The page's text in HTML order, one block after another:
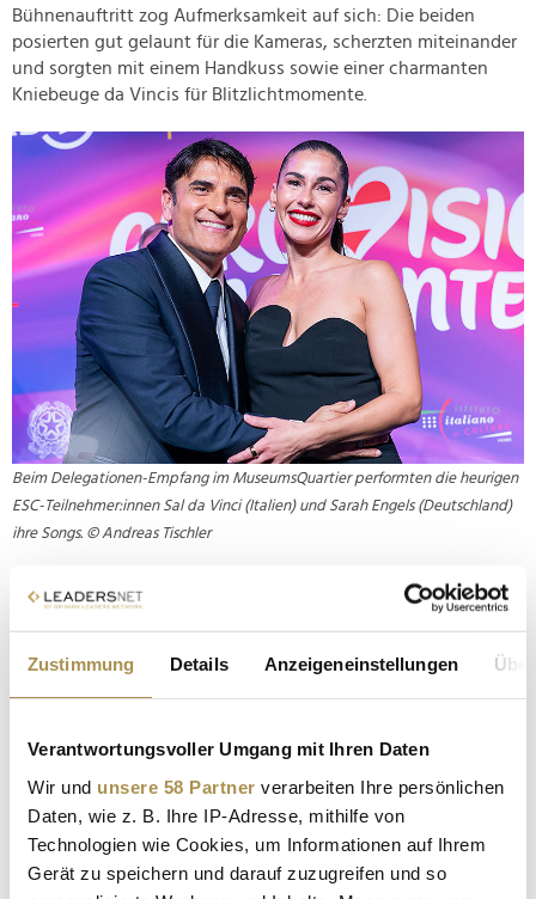
Zustimmung Details Anzeigeneinstellungen
Verantwortungsvoller Umgang mit Ihren Daten
Wir und unsere 58 Partner verarbeiten Ihre persönlichen
Daten, wie z. B. Ihre IP-Adresse, mithilfe von
Technologien wie Cookies, um Informationen auf Ihrem
Gerät zu speichern und darauf zuzugreifen und so
Bühnenauftritt zog Aufmerksamkeit auf sich: Die beiden
posierten gut gelaunt für die Kameras, scherzten miteinander
und sorgten mit einem Handkuss sowie einer charmanten
Kniebeuge da Vincis für Blitzlichtmomente.
Beim Delegationen-Empfang im MuseumsQuartier performten die heurigen
ESC-Teilnehmer:innen Sal da Vinci (Italien) und Sarah Engels (Deutschland)
ihre Songs. © Andreas Tischler
Eindrücke von der Society-Watchparty sehen Sie in
unsererGalerie. Fotos vom Deutschland-Italien-Empfang
sehen Sie zudemhier.